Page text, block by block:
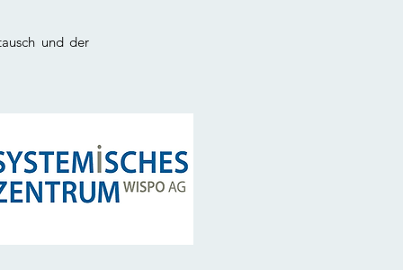
und der